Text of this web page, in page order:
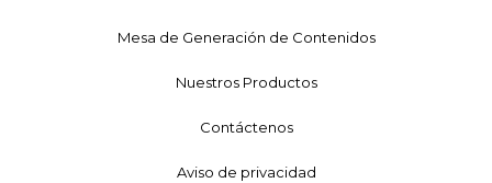
Mesa de Generación de Contenidos
Nuestros Productos
Contáctenos
Aviso de privacidad